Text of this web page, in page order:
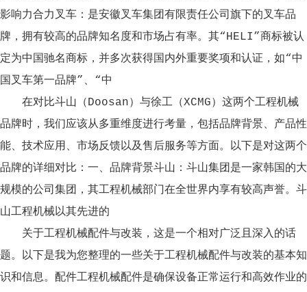
影响力合力叉车：是安徽叉车集团有限责任公司旗下的叉车品
牌，拥有较高的品牌知名度和市场占有率。其“HELI”商标被认
定为中国驰名商标，并多次获得国内外重要奖项和认证，如“中
国叉车第一品牌”、“中
在对比斗山（Doosan）与徐工（XCMG）这两个工程机械
品牌时，我们应该从多重维度进行考量，包括品牌背景、产品性
能、技术应用、市场反馈以及售后服务等方面。以下是对这两个
品牌的详细对比：一、品牌背景斗山：斗山集团是一家韩国的大
规模的公司集团，其工程机械部门在全世界内享有较高声誉。斗
山工程机械以其先进的
关于工程机械配件与改装，这是一个相对广泛且深入的话
题。以下是我为您整理的一些关于工程机械配件与改装的基本知
识和信息。配件工程机械配件是确保设备正常运行和高效作业的